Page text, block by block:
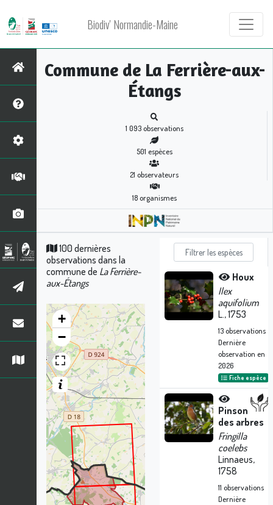
Biodiv' Normandie-Maine
Commune de La Ferrière-aux-
Étangs
1 093observations
501 espèces
21 observateurs
18organismes
100 dernières
observations dans la
commune de La Ferrière-
aux-Étangs
+
−
Houx
Ilex
aquifolium
L., 1753
13observations
Dernière
observation en
2026
Fiche espèce
Pinson
des arbres
Fringilla
coelebs
Linnaeus,
1758
11 observations
Dernière